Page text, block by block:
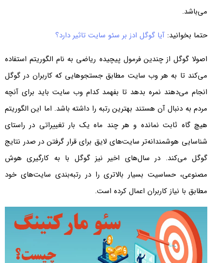
می‌باشد.
حتما بخوانید: آیا گوگل ادز بر سئو سایت تاثیر دارد؟
اصولا گوگل از چندین فرمول پیچیده ریاضی به نام الگوریتم استفاده
می‌کند تا به هر وب سایت مطابق جستجوهایی که کاربران در گوگل
انجام می‌دهند نمره بدهد تا بفهمد کدام وب سایت باید برای آنچه
مردم به دنبال آن هستند بهترین رتبه را داشته باشد. اما این الگوریتم
هیچ گاه ثابت نمانده و هر چند ماه یک بار تغییراتی در راستای
شناسایی هوشمندانه‌تر سایت‌های لایق برای قرار گرفتن در صدر نتایج
گوگل می‌کند. در سال‌های اخیر نیز گوگل با به کارگیری هوش
مصنوعی، حساسیت بسیار بالاتری را در رتبه‌بندی سایت‌های خود
مطابق با نیاز کاربران اعمال کرده است.